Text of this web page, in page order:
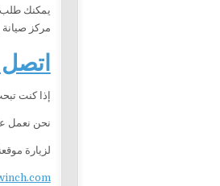
يمكنك
مركز صيانة
اتصل
إذا كنت
نحن نعمل على مدار 24 ساعة لتقديم خدمة إنقاذ ونقل
لزيارة